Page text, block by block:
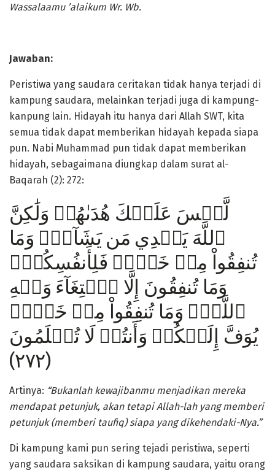
Wassalaamu ’alaikum Wr. Wb.
Jawaban:
Peristiwa yang saudara ceritakan tidak hanya terjadi di
kampung saudara, melainkan terjadi juga di kampung-
kanpung lain. Hidayah itu hanya dari Allah SWT, kita
semua tidak dapat memberikan hidayah kepada siapa
pun. Nabi Muhammad pun tidak dapat memberikan
hidayah, sebagaimana diungkap dalam surat al-
Baqarah (2): 272:
لَّيۡسَ عَلَيۡكَ هُدَىٰهُمۡ وَلَٰكِنَّ
ٱللَّهَ يَهۡدِي مَن يَشَآءُۗ وَمَا
تُنفِقُواْ مِنۡ خَيۡرٖ فَلِأَنفُسِكُمۡۚ
وَمَا تُنفِقُونَ إِلَّا ٱبۡتِغَآءَ وَجۡهِ
ٱللَّهِۚ وَمَا تُنفِقُواْ مِنۡ خَيۡرٖ
يُوَفَّ إِلَيۡكُمۡ وَأَنتُمۡ لَا تُظۡلَمُونَ
(٢٧٢)
Artinya: “Bukanlah kewajibanmu menjadikan mereka
mendapat petunjuk, akan tetapi Allah-lah yang memberi
petunjuk (memberi taufiq) siapa yang dikehendaki-Nya.”
Di kampung kami pun sering tejadi peristiwa, seperti
yang saudara saksikan di kampung saudara, yaitu orang